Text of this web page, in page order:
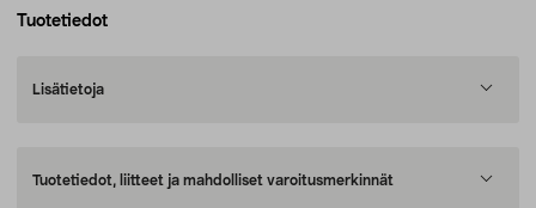
Tuotetiedot
Lisätietoja
Tuotetiedot, liitteet ja mahdolliset varoitusmerkinnät